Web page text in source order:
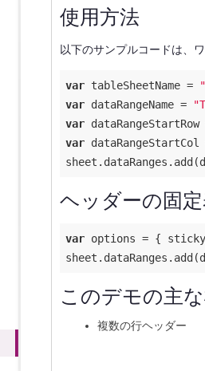
使用方法
以下のサンプルコードは、
var tableSheetName =
var dataRangeName =
var dataRangeStartRow
var dataRangeStartCol
ヘッダーの固
var options = { sticky
このデモの主
複数の行ヘッダー